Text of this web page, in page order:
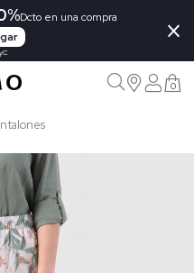
Dcto en una compra
×
0